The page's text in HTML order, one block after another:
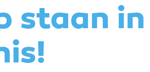
staan in